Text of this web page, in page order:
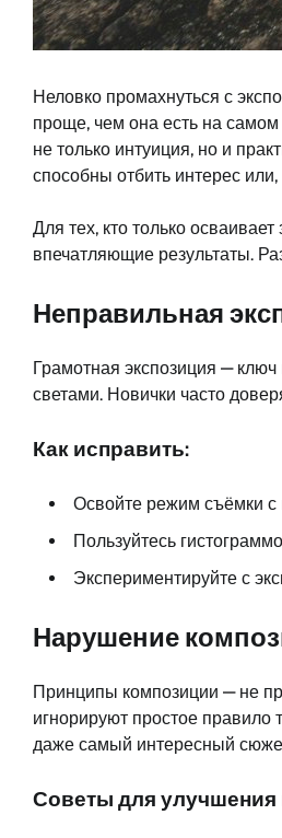
Неловко промахнуться с
проще, чем она есть на
не только интуиция, но и
способны отбить интерес
Для тех, кто только
впечатляющие результаты.
Неправильная
Грамотная экспозиция —
светами. Новички часто
Как исправить:
Освойте режим съёмки с
Пользуйтесь
Экспериментируйте с
Нарушение
Принципы композиции — не
игнорируют простое правило
даже самый интересный
Советы для улучшения